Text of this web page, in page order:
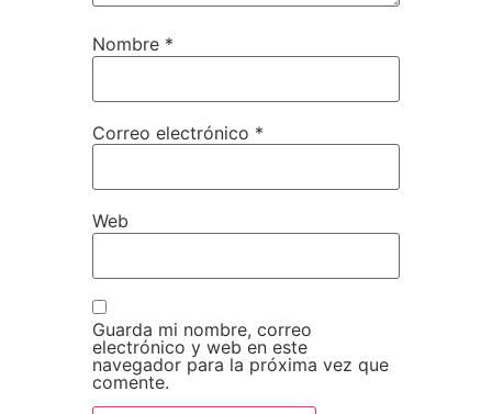
Nombre *
Correo electrónico *
Web
Guarda mi nombre, correo
electrónico y web en este
navegador para la próxima vez que
comente.